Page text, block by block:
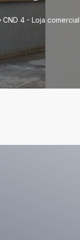
CND 4 - Loja